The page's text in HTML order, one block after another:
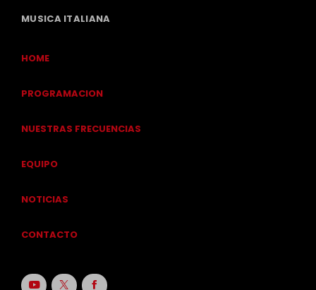
MUSICA ITALIANA
HOME
PROGRAMACION
NUESTRAS FRECUENCIAS
EQUIPO
NOTICIAS
CONTACTO